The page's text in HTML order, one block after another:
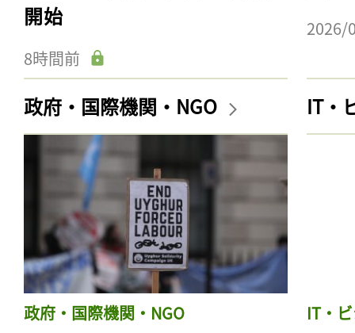
開始
8時間前
2026/
政府・国際機関・NGO
政府・国際機関・NGO
IT・
IT・